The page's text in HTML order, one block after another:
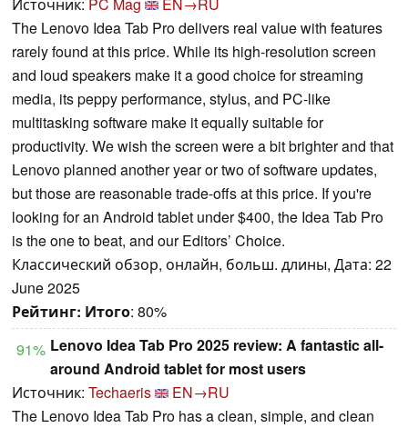
Источник: PC Mag
EN→RU
The Lenovo Idea Tab Pro delivers real value with features
rarely found at this price. While its high-resolution screen
and loud speakers make it a good choice for streaming
media, its peppy performance, stylus, and PC-like
multitasking software make it equally suitable for
productivity. We wish the screen were a bit brighter and that
Lenovo planned another year or two of software updates,
but those are reasonable trade-offs at this price. If you're
looking for an Android tablet under $400, the Idea Tab Pro
is the one to beat, and our Editors’ Choice.
Классический обзор, онлайн, больш. длины, Дата: 22
June 2025
Рейтинг: Итого: 80%
91% Lenovo Idea Tab Pro 2025 review: A fantastic all-
around Android tablet for most users
Источник: Techaeris
EN→RU
The Lenovo Idea Tab Pro has a clean, simple, and clean